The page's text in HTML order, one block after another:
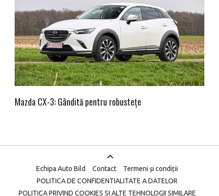
Mazda CX-3: Gândită pentru robustețe
Echipa Auto Bild Contact
Termeni și condiții
POLITICA DE CONFIDENTIALITATE A DATELOR
POLITICA PRIVIND COOKIES SI ALTE TEHNOLOGII SIMILARE